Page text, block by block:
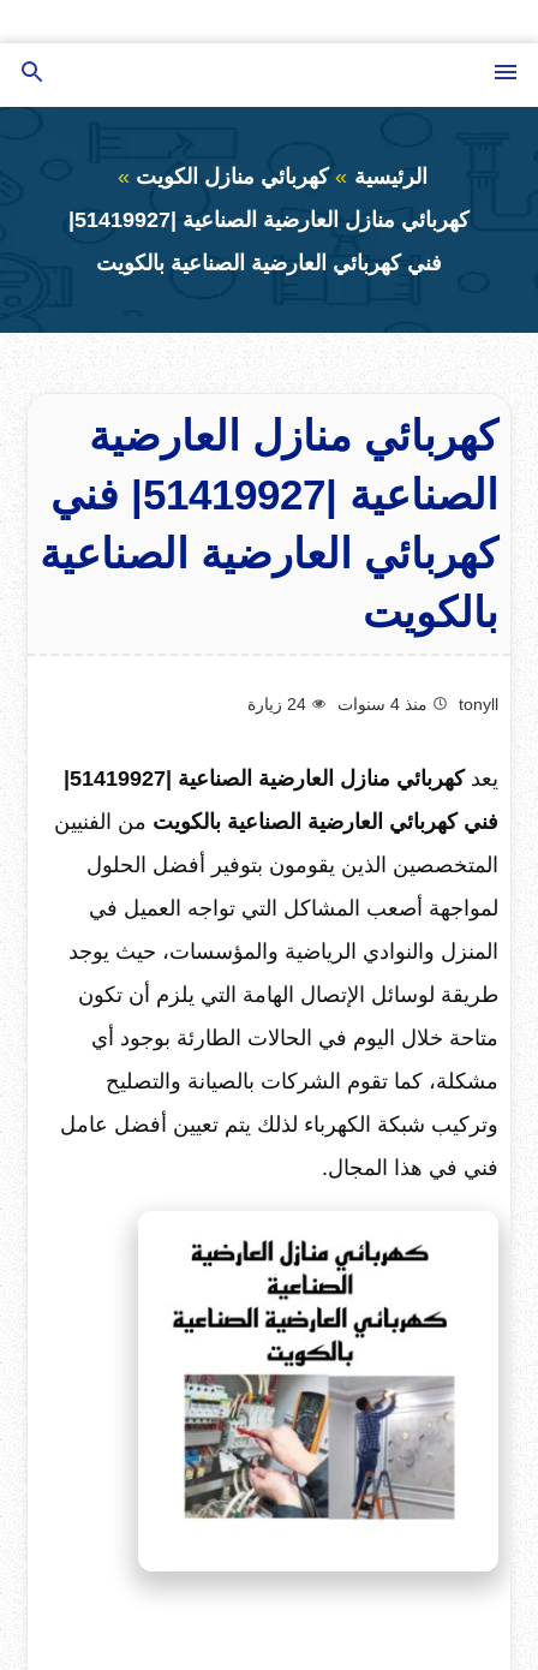
إلى
المحتوى
الرئيسية
كهربائي منازل الكويت
فني كهربائي العارضية الصناعية بالكويت
كهربائي منازل العارضية
الصناعية |51419927| فني
كهربائي العارضية الصناعية
بالكويت
tonyll منذ 4 سنوات 24 زيارة
يعد
فني كهربائي العارضية الصناعية بالكويت من الفنيين
المتخصصين الذين يقومون بتوفير أفضل الحلول
لمواجهة أصعب المشاكل التي تواجه العميل في
المنزل والنوادي الرياضية والمؤسسات، حيث يوجد
طريقة لوسائل الإتصال الهامة التي يلزم أن تكون
متاحة خلال اليوم في الحالات الطارئة بوجود أي
مشكلة، كما تقوم الشركات بالصيانة والتصليح
وتركيب شبكة الكهرباء لذلك يتم تعيين أفضل عامل
فني في هذا المجال.